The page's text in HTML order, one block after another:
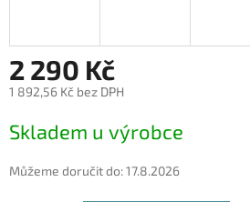
2 290 Kč
1 892,56 Kč bez DPH
cena:
Skladem u výrobce
Můžeme doručit do:17.8.2026